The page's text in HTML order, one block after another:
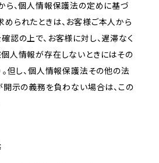
ら、個人情報保護法の定めに基づ
られたときは、お客様ご本人から
認の上で、お客様に対し、遅滞なく
人情報が存在しないときにはその
。但し、個人情報保護法その他の法
開示の義務を負わない場合は、この